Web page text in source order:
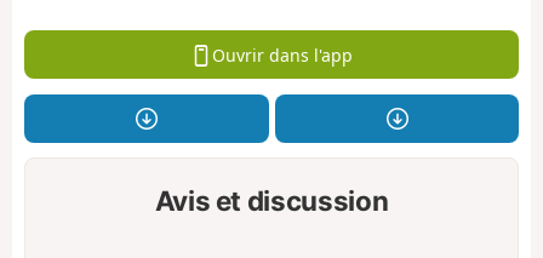
Ouvrir dans l'app
Avis et discussion